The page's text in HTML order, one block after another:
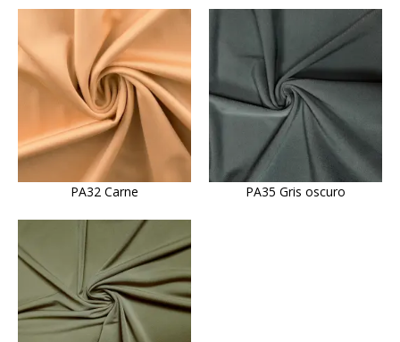
PA32 Carne PA35 Gris oscuro